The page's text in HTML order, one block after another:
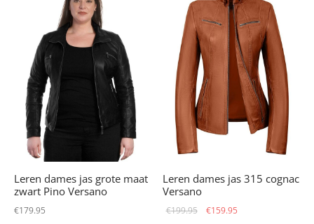
Leren dames jas grote maat
zwart Pino Versano
€179.95
Leren dames jas 315 cognac
Versano
€199.95
Oorspronkelijke
€159.95